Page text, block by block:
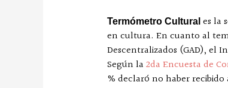
Termómetro Cultural es la
en cultura. En cuanto al
Descentralizados (GAD), el
Según la 2da Encuesta de
% declaró no haber